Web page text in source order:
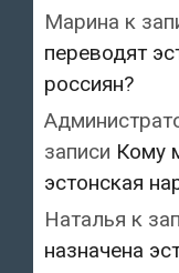
Марина к
переводят
россиян?
записи Кому
эстонская
Наталья к
назначена